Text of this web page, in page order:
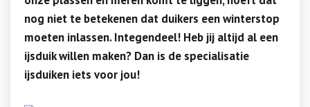
nog niet te betekenen dat duikers een winterstop
moeten inlassen. Integendeel! Heb jij altijd al een
ijsduik willen maken? Dan is de specialisatie
ijsduiken iets voor jou!